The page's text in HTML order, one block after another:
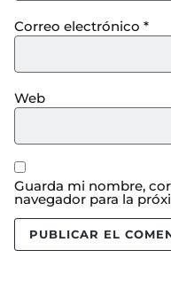
Correo electrónico *
Web
Guarda mi nombre,
navegador para la